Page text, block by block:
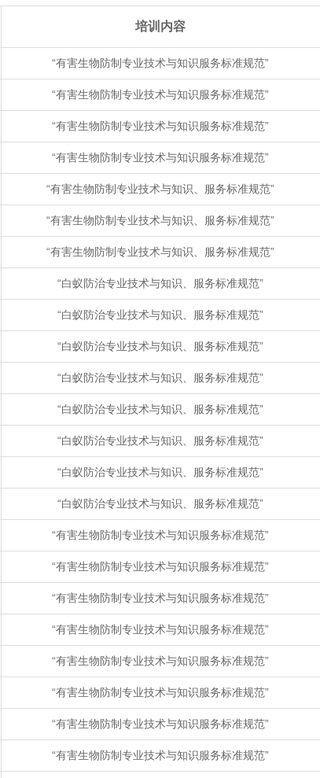
培训内容
“有害生物防制专业技术与知识服务标准规范”
“有害生物防制专业技术与知识服务标准规范”
“有害生物防制专业技术与知识服务标准规范”
“有害生物防制专业技术与知识服务标准规范”
“有害生物防制专业技术与知识、服务标准规范”
“有害生物防制专业技术与知识、服务标准规范”
“有害生物防制专业技术与知识、服务标准规范”
“白蚁防治专业技术与知识、服务标准规范”
“白蚁防治专业技术与知识、服务标准规范”
“白蚁防治专业技术与知识、服务标准规范”
“白蚁防治专业技术与知识、服务标准规范”
“白蚁防治专业技术与知识、服务标准规范”
“白蚁防治专业技术与知识、服务标准规范”
“白蚁防治专业技术与知识、服务标准规范”
“白蚁防治专业技术与知识、服务标准规范”
“有害生物防制专业技术与知识服务标准规范”
“有害生物防制专业技术与知识服务标准规范”
“有害生物防制专业技术与知识服务标准规范”
“有害生物防制专业技术与知识服务标准规范”
“有害生物防制专业技术与知识服务标准规范”
“有害生物防制专业技术与知识服务标准规范”
“有害生物防制专业技术与知识服务标准规范”
“有害生物防制专业技术与知识服务标准规范”